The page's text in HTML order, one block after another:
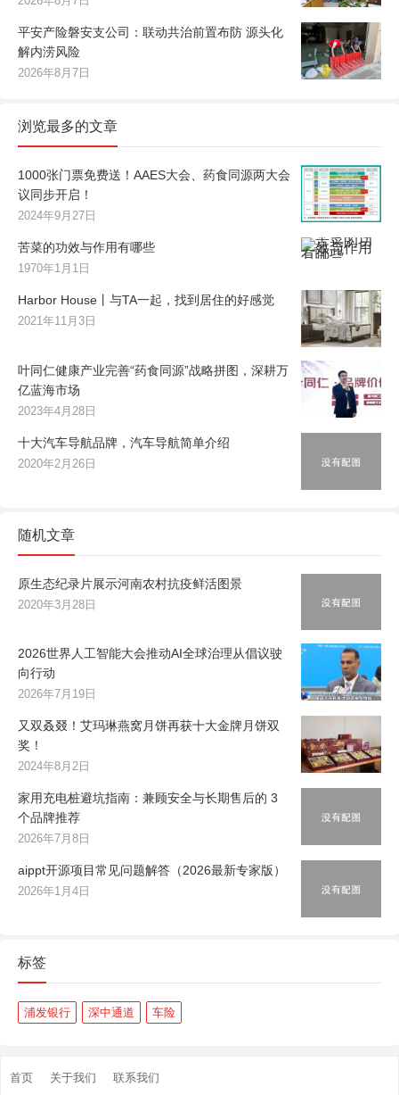
平安产险磐安支公司：联动共治前置布防 源头化
解内涝风险
2026年8月7日
浏览最多的文章
1000张门票免费送！AAES大会、药食同源两大会
议同步开启！
2024年9月27日
苦菜的功效与作用有哪些
1970年1月1日
Harbor House丨与TA一起，找到居住的好感觉
2021年11月3日
叶同仁健康产业完善“药食同源”战略拼图，深耕万
亿蓝海市场
2023年4月28日
十大汽车导航品牌，汽车导航简单介绍
2020年2月26日
随机文章
原生态纪录片展示河南农村抗疫鲜活图景
2020年3月28日
2026世界人工智能大会推动AI全球治理从倡议驶
向行动
2026年7月19日
又双叒叕！艾玛琳燕窝月饼再获十大金牌月饼双
奖！
2024年8月2日
家用充电桩避坑指南：兼顾安全与长期售后的 3
个品牌推荐
2026年7月8日
aippt开源项目常见问题解答（2026最新专家版）
2026年1月4日
标签
浦发银行 深中通道 车险
首页 关于我们 联系我们